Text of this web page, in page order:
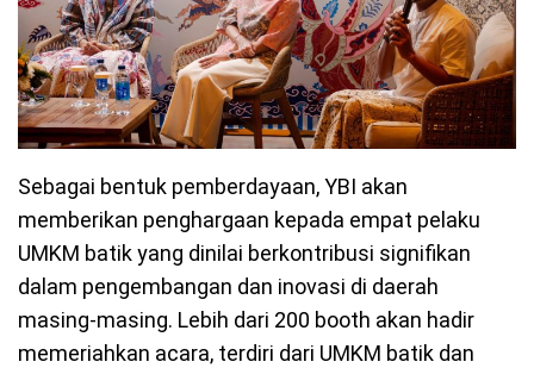
Sebagai bentuk pemberdayaan, YBI akan
memberikan penghargaan kepada empat pelaku
UMKM batik yang dinilai berkontribusi signifikan
dalam pengembangan dan inovasi di daerah
masing-masing. Lebih dari 200 booth akan hadir
memeriahkan acara, terdiri dari UMKM batik dan